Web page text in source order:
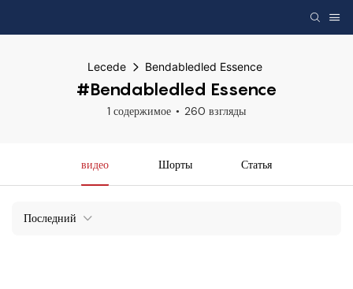
Lecede Bendabledled Essence
#Bendabledled Essence
1 содержимое 260 взгляды
видео Шорты Статья
Последний